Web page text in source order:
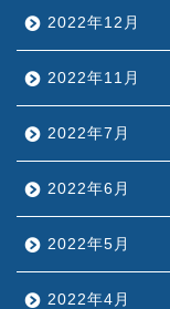
2022年12月
2022年11月
2022年7月
2022年6月
2022年5月
2022年4月